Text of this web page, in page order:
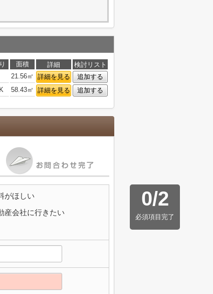
面積 詳細
検討リスト
21.56㎡ 詳細を見る
追加する
58.43㎡ 詳細を見る 追加する
0/2
必須項目完了
がほしい
産会社に行きたい